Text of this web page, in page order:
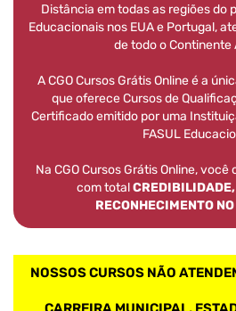
Distância em todas as regiões do
Educacionais nos EUA e Portugal,
de todo o Continente
A CGO Cursos Grátis Online é a
que oferece Cursos de
Certificado emitido por uma
FASUL
Na CGO Cursos Grátis Online,
com total
RECONHECIMENTO
NOSSOS CURSOS NÃO